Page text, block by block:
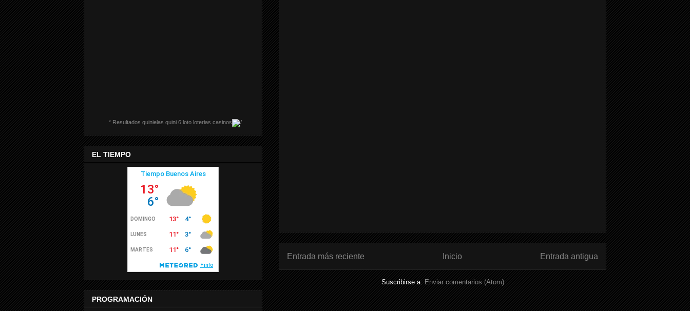
Entrada más reciente Entrada antigua
Inicio
Suscribirse a: Enviar comentarios (Atom)
* Resultados quinielas quini 6 loto loterias casinos
EL TIEMPO
PROGRAMACIÓN